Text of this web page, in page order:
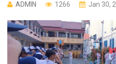
ADMIN 1266 Jan 30,